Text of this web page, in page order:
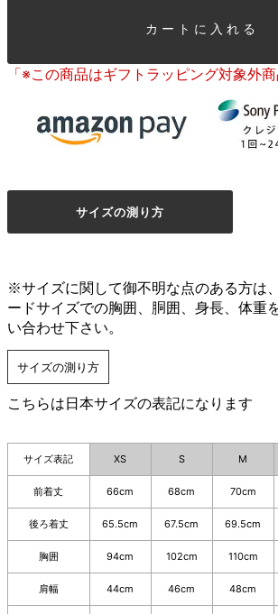
カートに入れる
「※この商品はギフトラッピング対象外
サイズの測り方
※サイズに関して御不明な点のある方は
ードサイズでの胸囲、胴囲、身長、体重
い合わせ下さい。
サイズの測り方
こちらは日本サイズの表記になります
サイズ表記 XS S M
前着丈 66cm 68cm 70cm
後ろ着丈 65.5cm 67.5cm 69.5cm
胸囲 94cm 102cm 110cm
肩幅 44cm 46cm 48cm